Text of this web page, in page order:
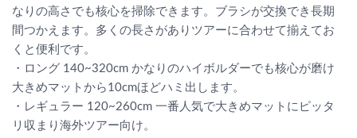
なりの高さでも核心を掃除できます。ブラシが交換でき長期
間つかえます。多くの長さがありツアーに合わせて揃えてお
くと便利です。
・ロング 140~320cm かなりのハイボルダーでも核心が磨け
大きめマットから10cmほどハミ出します。
・レギュラー 120~260cm 一番人気で大きめマットにピッタ
リ収まり海外ツアー向け。